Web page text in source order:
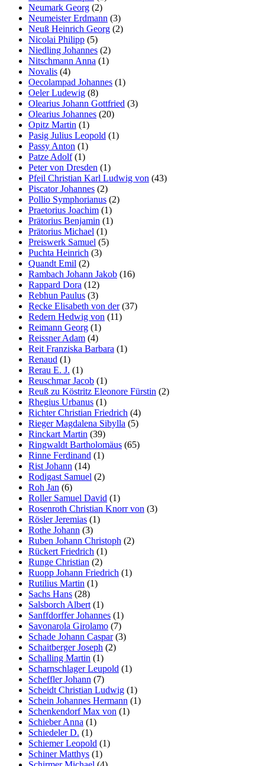
Neumark Georg (2)
Neumeister Erdmann (3)
Neuß Heinrich Georg (2)
Nicolai Philipp (5)
Niedling Johannes (2)
Nitschmann Anna (1)
Novalis (4)
Oecolampad Johannes (1)
Oeler Ludewig (8)
Olearius Johann Gottfried (3)
Olearius Johannes (20)
Opitz Martin (1)
Pasig Julius Leopold (1)
Passy Anton (1)
Patze Adolf(1)
Peter von Dresden (1)
Pfeil Christian Karl Ludwig von (43)
Piscator Johannes (2)
Pollio Symphorianus (2)
Praetorius Joachim (1)
Prätorius Benjamin (1)
Prätorius Michael (1)
Preiswerk Samuel (5)
Puchta Heinrich (3)
Quandt Emil (2)
Rambach Johann Jakob (16)
Rappard Dora (12)
Rebhun Paulus (3)
Recke Elisabeth von der(37)
Redern Hedwig von (11)
Reimann Georg (1)
Reissner Adam (4)
Reit Franziska Barbara (1)
Renaud (1)
Rerau E. J. (1)
Reuschmar Jacob (1)
Reuß zu Köstritz Eleonore Fürstin (2)
Rhegius Urbanus (1)
Richter Christian Friedrich (4)
Rieger Magdalena Sibylla (5)
Rinckart Martin (39)
Ringwaldt Bartholomäus (65)
Rinne Ferdinand (1)
Rist Johann (14)
Rodigast Samuel (2)
Roh Jan (6)
Roller Samuel David (1)
Rosenroth Christian Knorr von (3)
Rösler Jeremias (1)
Rothe Johann (3)
Ruben Johann Christoph (2)
Rückert Friedrich (1)
Runge Christian (2)
Ruopp Johann Friedrich (1)
Rutilius Martin (1)
Sachs Hans (28)
Salsborch Albert (1)
Sanffdorffer Johannes (1)
Savonarola Girolamo (7)
Schade Johann Caspar(3)
Schaitberger Joseph (2)
Schalling Martin (1)
Scharnschlager Leupold (1)
Scheffler Johann (7)
Scheidt Christian Ludwig (1)
Schein Johannes Hermann (1)
Schenkendorf Max von (1)
Schieber Anna (1)
Schiedeler D. (1)
Schiemer Leopold (1)
Schiner Matthys (1)